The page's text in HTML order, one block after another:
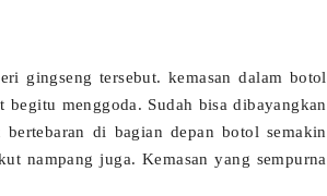
gingseng tersebut. kemasan dalam botol
menggoda. Sudah bisa dibayangkan
di bagian depan botol semakin
nampang juga. Kemasan yang sempurna